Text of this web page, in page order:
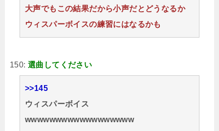
大声でもこの結果だから小声だとどうなるか
ウィスパーボイスの練習にはなるかも
150: 選曲してください
>>145
ウィスパーボイス
wwwwwwwwwwwwwwwwww